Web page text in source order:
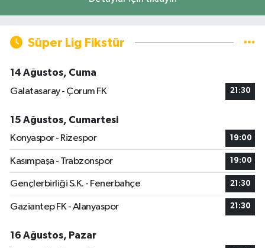
Süper Lig Fikstür
14 Ağustos, Cuma
Galatasaray - Çorum FK
21:30
15 Ağustos, Cumartesi
Konyaspor - Rizespor
19:00
Kasımpaşa - Trabzonspor 19:00
Gençlerbirliği S.K. - Fenerbahçe 21:30
Gaziantep FK - Alanyaspor 21:30
16 Ağustos, Pazar